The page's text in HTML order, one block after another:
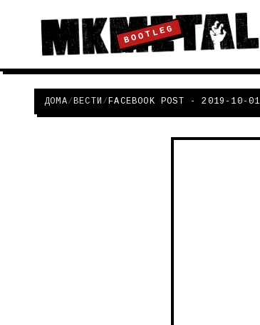
BOOTLEG
ДОМА/ВЕСТИ /FACEBOOK POST - 2019-10-01